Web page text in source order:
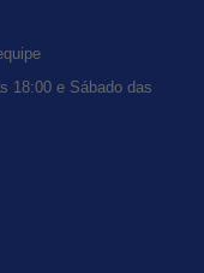
18:00 e Sábado das